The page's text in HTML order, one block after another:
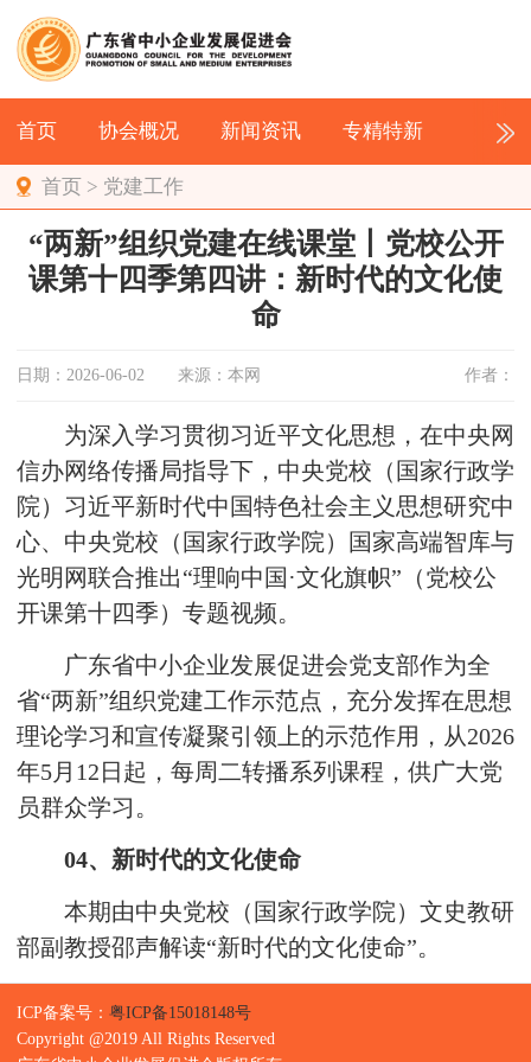
首页 协会概况 新闻资讯 专精特新
首页 > 党建工作
“两新”组织党建在线课堂丨党校公开
课第十四季第四讲：新时代的文化使
命
日期：2026-06-02 来源：本网 作者：
为深入学习贯彻习近平文化思想，在中央网
信办网络传播局指导下，中央党校（国家行政学
院）习近平新时代中国特色社会主义思想研究中
心、中央党校（国家行政学院）国家高端智库与
光明网联合推出“理响中国·文化旗帜”（党校公
开课第十四季）专题视频。
广东省中小企业发展促进会党支部作为全
省“两新”组织党建工作示范点，充分发挥在思想
理论学习和宣传凝聚引领上的示范作用，从2026
年5月12日起，每周二转播系列课程，供广大党
员群众学习。
04、 新时代的文化使命
本期由中央党校（国家行政学院）文史教研
部副教授邵声解读“新时代的文化使命”。
ICP备案号： 粤ICP备15018148号
Copyright @2019 All Rights Reserved